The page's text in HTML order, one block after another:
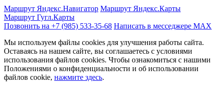
Маршрут Яндекс.Навигатор Маршрут Яндекс.Карты
Маршрут Гугл.Карты
Позвонить на +7 (985) 533-35-68 Написать в месседжере МАХ
Мы используем файлы cookies для улучшения работы сайта.
Оставаясь на нашем сайте, вы соглашаетесь с условиями
использования файлов cookies. Чтобы ознакомиться с нашими
Положениями о конфиденциальности и об использовании
файлов cookie, нажмите здесь.